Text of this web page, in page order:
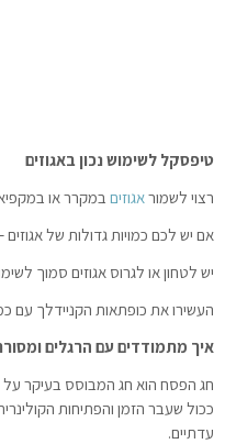
טיפסקל לשימוש נכון באגוזים
רצוי לשמוראגוזים במקרר או
אם יש לכם כמויות גדולות של
יש לטחון או לגרוס אגוזים סמוך
העשירו את כופתאות הקניידלך עם
איך מתמודדים עם הרגלים
חג הפסח הוא חג המבוסס בעיקר על
ככול שעבר הזמן והפתיחות
עדתיים.